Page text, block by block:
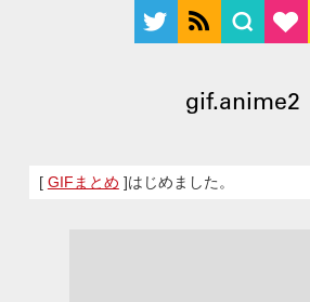
gif.anime2
[ GIFまとめ ]はじめました。